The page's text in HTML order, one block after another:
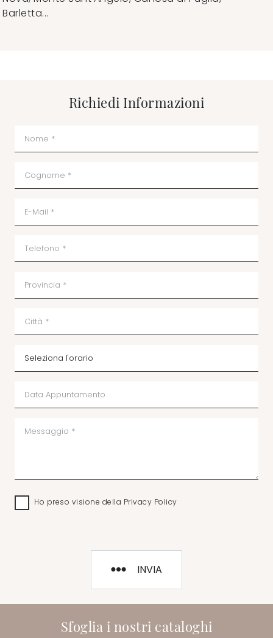
Barletta...
Sfoglia i nostri cataloghi
Richiedi Informazioni
Ho preso visione della Privacy Policy
INVIA